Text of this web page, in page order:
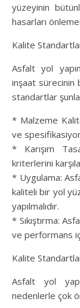
yüzeyinin
hasarları
Kalite
Asfalt yol
inşaat sürecinin
standartlar
* Malzeme
ve
* Karışım
kriterlerini
* Uygulama:
kaliteli bir yol
yapılmalıdır.
* Sıkıştırma:
ve performans
Kalite
Asfalt yol
nedenlerle çok